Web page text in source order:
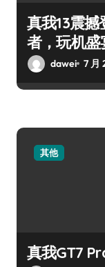
真我13震
者，玩机盛
dawei 7 月
其他
真我GT7